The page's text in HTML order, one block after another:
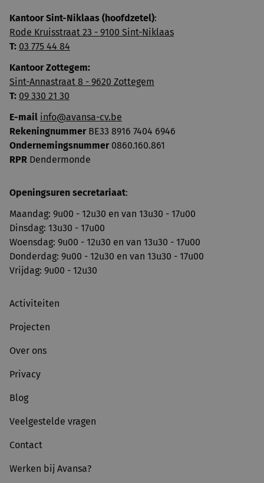
Kantoor Sint-Niklaas (hoofdzetel):
Rode Kruisstraat 23 - 9100 Sint-Niklaas
T: 03 775 44 84
Kantoor Zottegem:
Sint-Annastraat 8 - 9620 Zottegem
T: 09 330 21 30
E-mail info@avansa-cv.be
Rekeningnummer BE33 8916 7404 6946
Ondernemingsnummer0860.160.861
RPR Dendermonde
Openingsuren secretariaat:
Maandag: 9u00 - 12u30 en van 13u30 - 17u00
Dinsdag: 13u30 - 17u00
Woensdag: 9u00 - 12u30 en van 13u30 - 17u00
Donderdag: 9u00 - 12u30 en van 13u30 - 17u00
Vrijdag: 9u00 - 12u30
Activiteiten
Projecten
Over ons
Privacy
Blog
Veelgestelde vragen
Contact
Werken bij Avansa?